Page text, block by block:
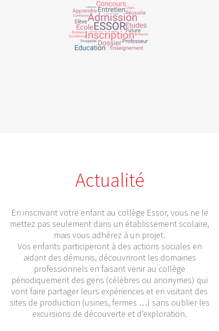
Actualité
En inscrivant votre enfant au collège Essor, vous ne le
mettez pas seulement dans un établissement scolaire,
mais vous adhérez à un projet.
Vos enfants participeront à des actions sociales en
aidant des démunis, découvriront les domaines
professionnels en faisant venir au collège
périodiquement des gens (célèbres ou anonymes) qui
vont faire partager leurs expériences et en visitant des
sites de production (usines, fermes …) sans oublier les
excursions de découverte et d’exploration.